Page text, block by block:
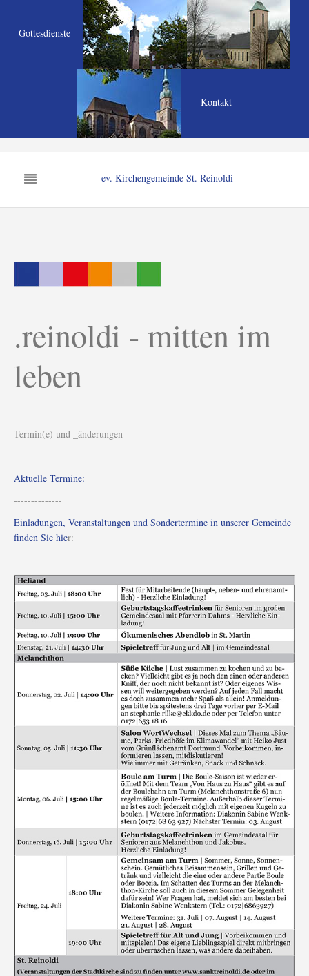
Gottesdienste
Kontakt
ev. Kirchengemeinde St. Reinoldi
.reinoldi - mitten im
leben
Termin(e) und _änderungen
Aktuelle Termine:
--------------
Einladungen, Veranstaltungen und Sondertermine in unserer Gemeinde
finden Sie hier: